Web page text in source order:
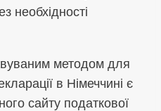
необхідності
методом для
в Німеччині є
сайту податкової